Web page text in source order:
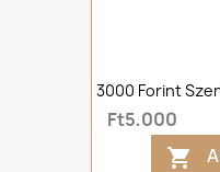
3000 Forint
Ft5,000
